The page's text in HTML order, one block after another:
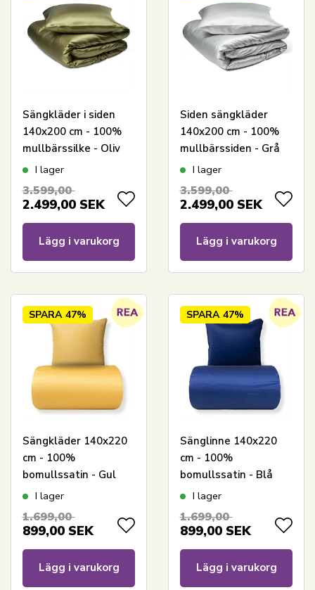
Sängkläder i siden
140x200 cm - 100%
mullbärssilke - Oliv
I lager
3.599,00
2.499,00 SEK
Lägg i varukorg
Siden sängkläder
140x200 cm - 100%
mullbärssiden - Grå
I lager
3.599,00
2.499,00 SEK
Lägg i varukorg
SPARA 47%
Sängkläder 140x220
cm - 100%
bomullssatin - Gul
med vit pipingkant
I lager
1.699,00
899,00 SEK
Lägg i varukorg
SPARA 47%
Sänglinne 140x220
cm - 100%
bomullssatin - Blå
med vit pipingkant
I lager
1.699,00
899,00 SEK
Lägg i varukorg